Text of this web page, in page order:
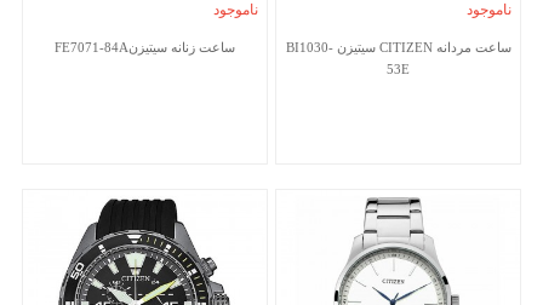
ناموجود
ساعت مردانه CITIZEN سیتیزن BI1030-
53E
ناموجود
ساعت زنانه سیتیزنFE7071-84A